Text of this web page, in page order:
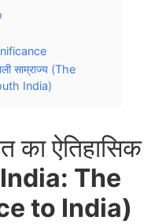
साम्राज्य (The
India)
का ऐतिहासिक
The
to India)